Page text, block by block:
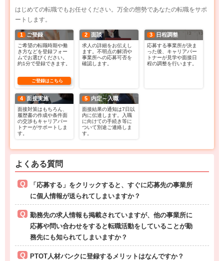
はじめての転職でもお任せください。万全の態勢であなたの転職をサポ
ートします。
1 ご登録
ご希望の転職時期や働
き方などを登録フォー
ムでお選びください。
約1分で登録できます。
ご登録はこちら
2 面談
求人の詳細をお伝えし
ます。不明点の解消や
事業所への応募可否を
確認します。
3 日程調整
応募する事業所が決ま
った後、キャリアパー
トナーが見学や面接日
程の調整を行います。
4 面接実施
面接対策はもちろん、
履歴書の作成や条件面
の交渉もキャリアパー
トナーがサポートしま
す。
5 内定～入職
面接結果の通知は7日以
内に伝達します。入職
に向けての手続き等に
ついて別途ご連絡しま
す。
よくある質問
「応募する」をクリックすると、すぐに応募先の事業所
に個人情報が送られてしまいますか？
勤務先の求人情報も掲載されていますが、他の事業所に
応募や問い合わせをすると転職活動をしていることが勤
務先にも知られてしまいますか？
PTOT人材バンクに登録するメリットはなんですか？